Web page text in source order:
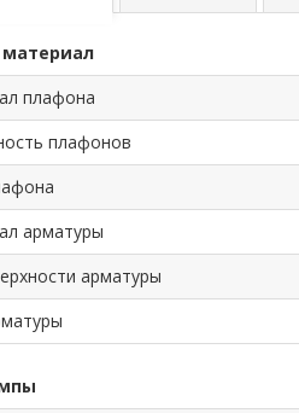
плафона
плафонов
арматуры
арматуры